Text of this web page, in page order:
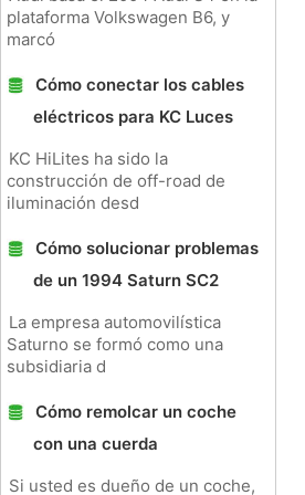
plataforma Volkswagen B6, y
marcó
Cómo conectar los cables
eléctricos para KC Luces
KC HiLites ha sido la
construcción de off-road de
iluminación desd
Cómo solucionar problemas
de un 1994 Saturn SC2
La empresa automovilística
Saturno se formó como una
subsidiaria d
Cómo remolcar un coche
con una cuerda
Si usted es dueño de un coche,